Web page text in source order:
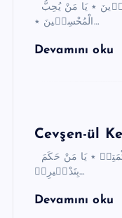
الْمُحْسِن۪ينَ ٭…
Devamını oku
Cevşen-ül
بِتَدْب۪يرِه۪…
Devamını oku